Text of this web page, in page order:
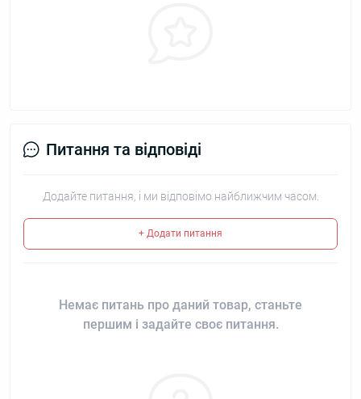
Питання та відповіді
Додайте питання, і ми відповімо найближчим часом.
+ Додати питання
Немає питань про даний товар, станьте
першим і задайте своє питання.